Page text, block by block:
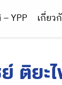
– YPP เกี่ยว
ติยะ